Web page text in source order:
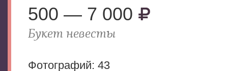
500 — 7 000
Букет невесты
Фотогрaфий: 43